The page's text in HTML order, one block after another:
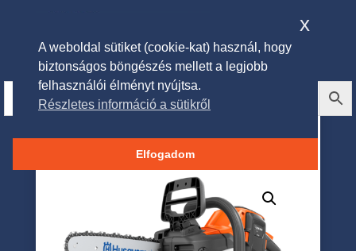
HUSQVARNA 225i
akkumulátorral és töltővel
A weboldal sütiket (cookie-kat) használ, hogy
biztonságos böngészés mellett a legjobb
felhasználói élményt nyújtsa.
Részletes információ a sütikről
Elfogadom
x